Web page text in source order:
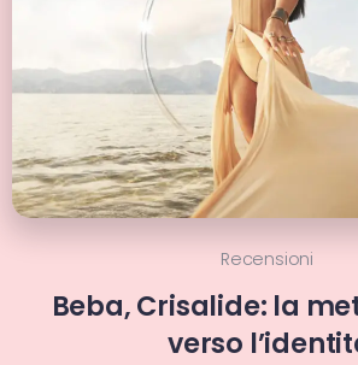
Recensioni
Beba, Crisalide: la
verso